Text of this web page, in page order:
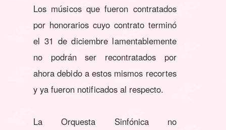
Los músicos que fueron contratados
por honorarios cuyo contrato terminó
el 31 de diciembre lamentablemente
no podrán ser recontratados por
ahora debido a estos mismos recortes
y ya fueron notificados al respecto.
La Orquesta Sinfónica no